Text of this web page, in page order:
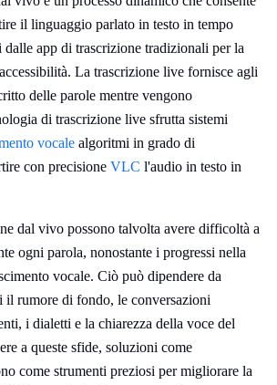
il linguaggio parlato in testo in tempo
dalle app di trascrizione tradizionali per la
La trascrizione live fornisce agli
delle parole mentre vengono
di trascrizione live sfrutta sistemi
vocale algoritmi in grado di
con precisione VLC l'audio in testo in
dal vivo possono talvolta avere difficoltà a
ogni parola, nonostante i progressi nella
vocale. Ciò può dipendere da
il rumore di fondo, le conversazioni
i dialetti e la chiarezza della voce del
a queste sfide, soluzioni come
come strumenti preziosi per migliorare la